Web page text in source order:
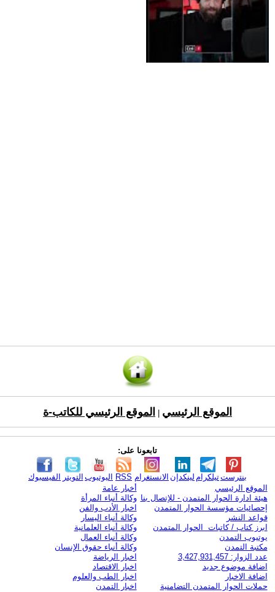
الموقع الرئيسي الموقع الرئيسي للكاتب-ة
تابعونا على:
الفيسبوك التويتر اليوتيوب RSS الانستغرام لينكدإن تيلكرامبنترست
الموقع الرئيسي
هيئة ادارة الحوار المتمدن - للإتصال بنا
إحصائيات مؤسسة الحوار المتمدن
قواعد النشر
ابرز كتاب / كاتبات الحوار المتمدن
يوتيوب التمدن
مكتبة التمدن
عدد الزوار: 3,427,931,457
اضافة موضوع جديد
اضافة الاخبار
حملات الحوار المتمدن التضامنية
أخبار عامة
وكالة أنباء المرأة
اخبار الأدب والفن
وكالة أنباء اليسار
وكالة أنباء العلمانية
وكالة أنباء العمال
وكالة أنباء حقوق الإنسان
اخبار الرياضة
اخبار الاقتصاد
اخبار الطب والعلوم
اخبار التمدن